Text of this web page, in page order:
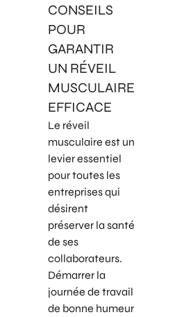
CONSEILS
POUR
GARANTIR
UN RÉVEIL
MUSCULAIRE
EFFICACE
Le réveil
musculaire est un
levier essentiel
pour toutes les
entreprises qui
désirent
préserver la santé
de ses
collaborateurs.
Démarrer la
journée de travail
de bonne humeur